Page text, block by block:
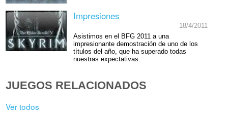
Impresiones
18/4/2011
Asistimos en el BFG 2011 a una
impresionante demostración de uno de los
títulos del año, que ha superado todas
nuestras expectativas.
JUEGOS RELACIONADOS
Ver todos